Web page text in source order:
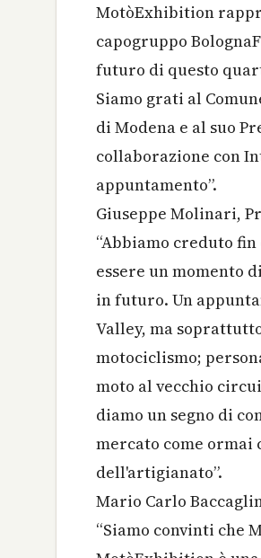
MotòExhibition
capogruppo
futuro di questo
Siamo grati al
di Modena e al suo
collaborazione con
appuntamento”.
Giuseppe Molinari,
“Abbiamo creduto
essere un momento
in futuro. Un
Valley, ma
motociclismo;
moto al vecchio
diamo un segno di
mercato come ormai
dell'artigianato”.
Mario Carlo
“Siamo convinti che